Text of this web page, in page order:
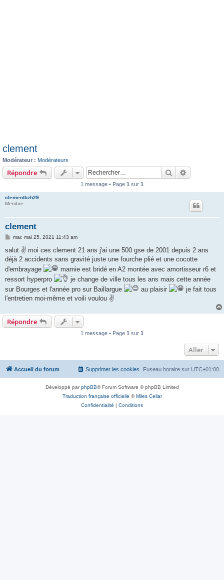
clement
Modérateur : Modérateurs
Répondre Rechercher
1 message • Page 1 sur 1
clementbzh29
Membre
clement
M
s
a
e
mar. mai 25, 2021 11:43 am
salut ✌ moi ces clement 21 ans j'ai une 500 gse de 2001 depuis 2 ans
déjà 2 accidents sans gravité juste une fourche plié et une cocotte
d'embrayage
mamie est bridé en A2 montée avec amortisseur r6 et
ressort hyperpro
je change de ville tous les ans mais cette année
sur Bourges et l'année pro sur Baillargue
au plaisir
je fait tous
l'entretien moi-même et voili voulou ✌
Répondre
1 message • Page 1 sur 1
Aller
Accueil du forum Fuseau horaire sur UTC+01:00
Supprimer les cookies
Développé parphpBB® Forum Software © phpBB Limited
Traduction française officielle ©Miles Cellar
Confidentialité | Conditions